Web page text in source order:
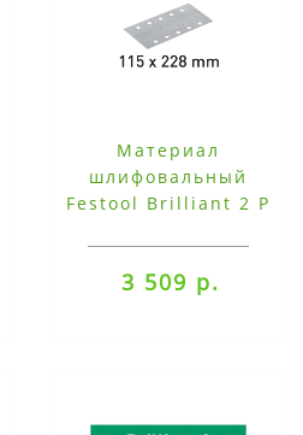
Материал
шлифовальный
Festool Brilliant 2 P
BR2/ 50
3 509 р.